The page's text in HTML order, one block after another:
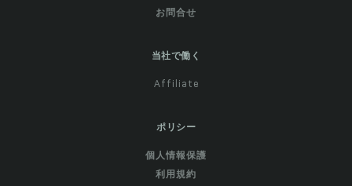
お問合せ
当社で働く
Affiliate
ポリシー
個人情報保護
利用規約